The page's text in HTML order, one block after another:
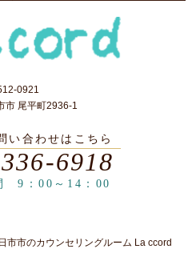
0921
市 尾平町2936-1
い合わせはこちら
6918
9：00～14：00
市市のカウンセリングルーム La ccord